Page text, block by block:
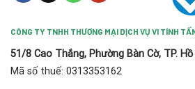
CÔNG TY TNHH THƯƠNG MẠI DỊCH VỤ VI TÍNH
51/8 Cao Thắng, Phường Bàn Cờ, TP.
Mã số thuế: 0313353162